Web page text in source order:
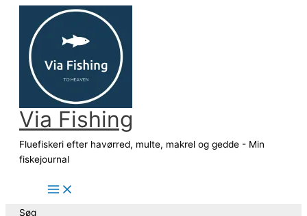
indholdet
Via Fishing
Fluefiskeri efter havørred, multe, makrel og gedde - Min
fiskejournal
Søg